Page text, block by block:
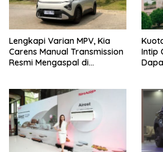
Lengkapi Varian MPV, Kia
Carens Manual Transmission
Resmi Mengaspal di
Intip